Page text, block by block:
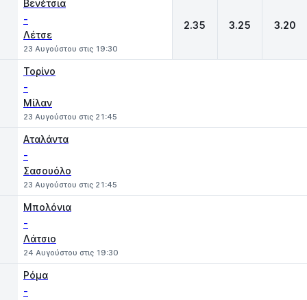
Βενέτσια
-
Λέτσε
23 Αυγούστου στις 19:30
2.35 3.25 3.20
Τορίνο
-
Μίλαν
23 Αυγούστου στις 21:45
Αταλάντα
-
Σασουόλο
23 Αυγούστου στις 21:45
Μπολόνια
-
Λάτσιο
24 Αυγούστου στις 19:30
Ρόμα
-